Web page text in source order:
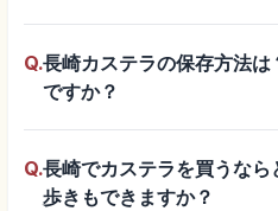
Q.長崎カステラの保存方法は
ですか？
Q.長崎でカステラを買うな
歩きもできますか？